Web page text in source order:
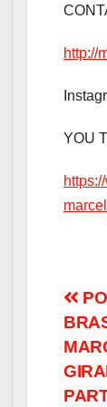
http://
YOU
de